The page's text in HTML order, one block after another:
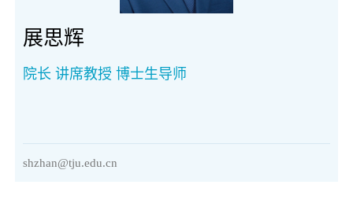
展思辉
院长 讲席教授 博士生导师
shzhan@tju.edu.cn